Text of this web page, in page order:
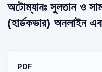
অটোম্যানঃ সুলতান ও
(হার্ডকভার) অনলাইন
PDF